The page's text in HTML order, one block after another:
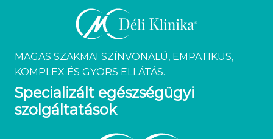
MAGAS SZAKMAI SZÍNVONALÚ, EMPATIKUS,
KOMPLEX ÉS GYORS ELLÁTÁS.
Specializált egészségügyi
szolgáltatások